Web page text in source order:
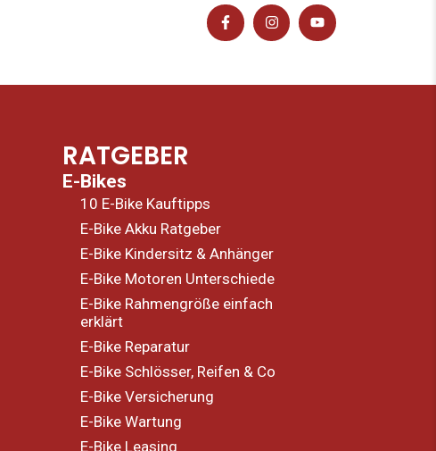
F
a
c
o
I
n
s
g
Y
o
u
b
RATGEBER
E-Bikes
10 E-Bike Kauftipps
E-Bike Akku Ratgeber
E-Bike Kindersitz & Anhänger
E-Bike Motoren Unterschiede
E-Bike Rahmengröße einfach
erklärt
E-Bike Reparatur
E-Bike Schlösser, Reifen & Co
E-Bike Versicherung
E-Bike Wartung
E-Bike Leasing